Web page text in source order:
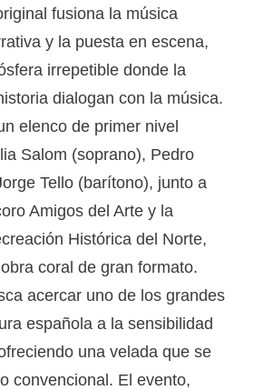
fusiona la música
y la puesta en escena,
irrepetible donde la
dialogan con la música.
elenco de primer nivel
Salom (soprano), Pedro
Tello (barítono), junto a
Amigos del Arte y la
Histórica del Norte,
coral de gran formato.
acercar uno de los grandes
española a la sensibilidad
una velada que se
convencional. El evento,